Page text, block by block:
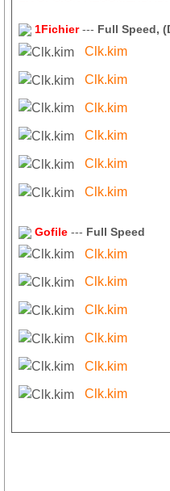
1Fichier--- Full Speed,
Clk.kim
Clk.kim
Clk.kim
Clk.kim
Clk.kim
Clk.kim
Gofile --- Full Speed
Clk.kim
Clk.kim
Clk.kim
Clk.kim
Clk.kim
Clk.kim